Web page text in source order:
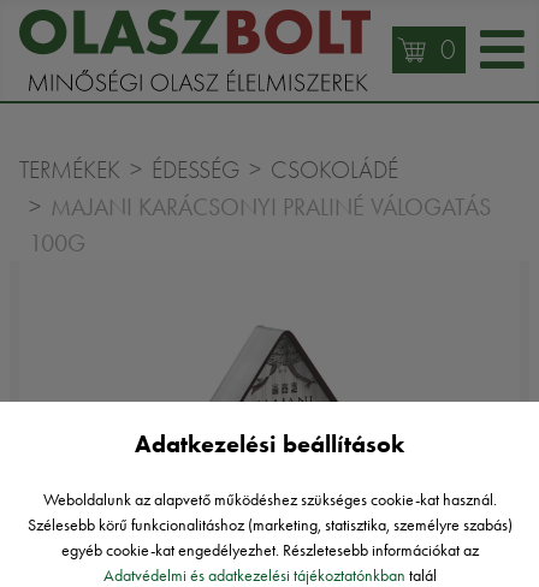
0
TERMÉKEK ÉDESSÉG CSOKOLÁDÉ
MAJANI KARÁCSONYI PRALINÉ VÁLOGATÁS
100G
Adatkezelési beállítások
Weboldalunk az alapvető működéshez szükséges cookie-kat használ.
Szélesebb körű funkcionalitáshoz (marketing, statisztika, személyre szabás)
egyéb cookie-kat engedélyezhet. Részletesebb információkat az
Adatvédelmi és adatkezelési tájékoztatónkban talál